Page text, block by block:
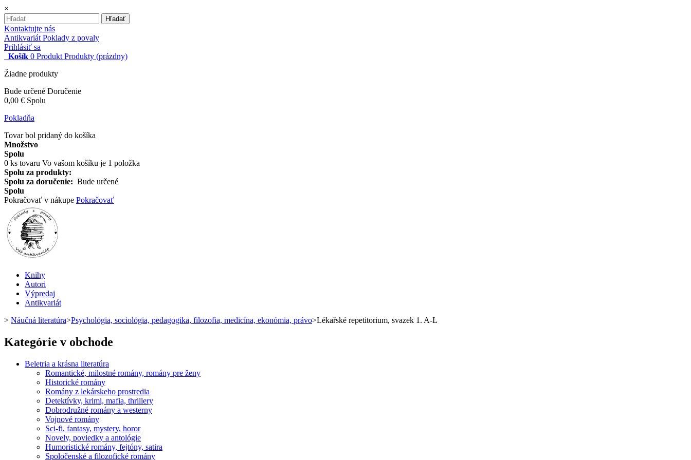
×
Hľadať
Kontaktujte nás
Antikvariát Poklady z povaly
Prihlásiť sa
Košík 0 Produkt Produkty (prázdny)
Žiadne produkty
Bude určené Doručenie
0,00 € Spolu
Pokladňa
Tovar bol pridaný do košíka
Množstvo
Spolu
0 ks tovaru Vo vašom košíku je 1 položka
Spolu za produkty:
Spolu za doručenie: Bude určené
Spolu
Pokračovať v nákupe Pokračovať
Knihy
Autori
Výpredaj
Antikvariát
> Náučná literatúra>Psychológia, sociológia, pedagogika, filozofia, medicína, ekonómia, právo>Lékařské repetitorium, svazek 1. A-L
Kategórie v obchode
Beletria a krásna literatúra
Romantické, milostné romány, romány pre ženy
Historické romány
Romány z lekárskeho prostredia
Detektívky, krimi, mafia, thrillery
Dobrodružné romány a westerny
Vojnové romány
Sci-fi, fantasy, mystery, horor
Novely, poviedky a antológie
Humoristické romány, fejtóny, satira
Spoločenské a filozofické romány